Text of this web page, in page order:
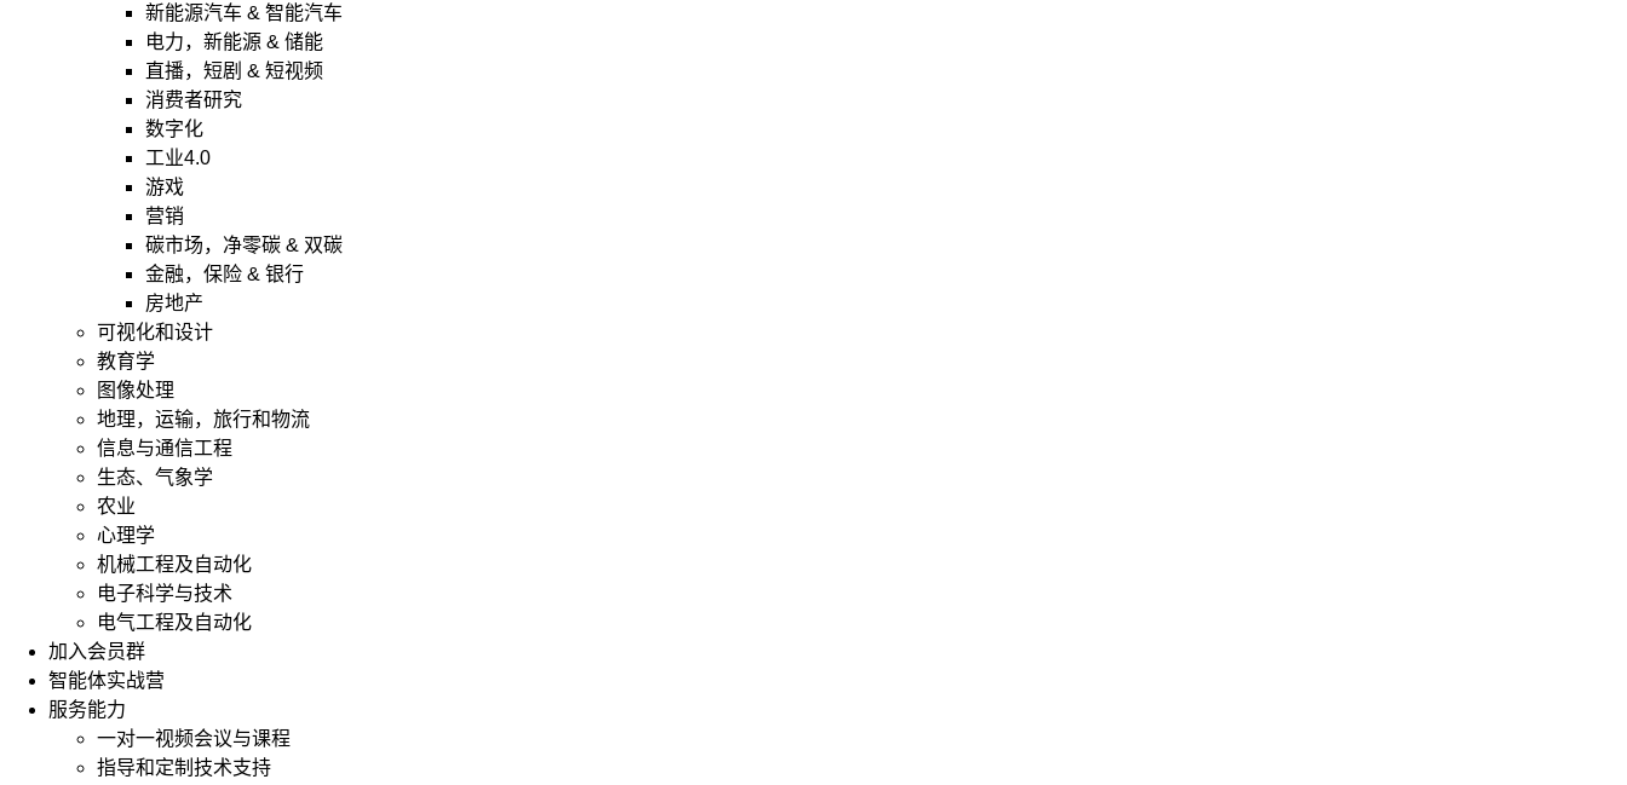
新能源汽车 & 智能汽车
电力，新能源 & 储能
直播，短剧 & 短视频
消费者研究
数字化
工业4.0
游戏
营销
碳市场，净零碳 & 双碳
金融，保险 & 银行
房地产
可视化和设计
教育学
图像处理
地理，运输，旅行和物流
信息与通信工程
生态、气象学
农业
心理学
机械工程及自动化
电子科学与技术
电气工程及自动化
加入会员群
智能体实战营
服务能力
一对一视频会议与课程
指导和定制技术支持